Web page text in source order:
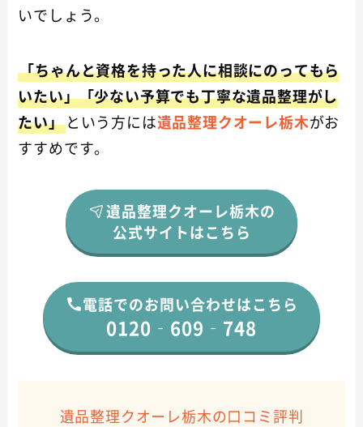
いでしょう。
「ちゃんと資格を持った人に相談にのってもら
いたい」「少ない予算でも丁寧な遺品整理がし
たい」という方には遺品整理クオーレ栃木がお
すすめです。
遺品整理クオーレ栃木の
公式サイトはこちら
電話でのお問い合わせはこちら
0120‐609‐748
遺品整理クオーレ栃木の口コミ評判